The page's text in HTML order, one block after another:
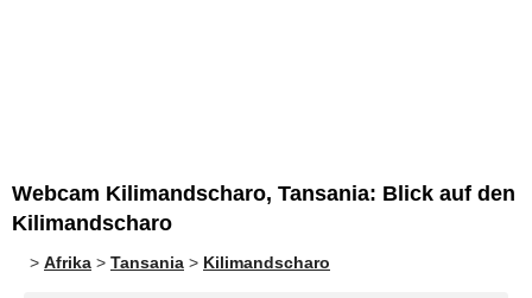
Webcam Kilimandscharo, Tansania: Blick auf den
Kilimandscharo
> Afrika > Tansania > Kilimandscharo